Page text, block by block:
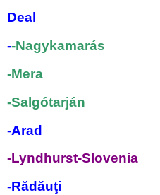
Deal
--Nagykamarás
-Mera
-Salgótarján
-Arad
-Lyndhurst-Slovenia
-Rădăuţi